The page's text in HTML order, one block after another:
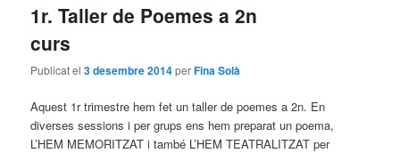
1r. Taller de Poemes a 2n
curs
Publicat el3 desembre 2014perFina Solà
Aquest 1r trimestre hem fet un taller de poemes a 2n. En
diverses sessions i per grups ens hem preparat un poema,
L’HEM MEMORITZAT i també L’HEM TEATRALITZAT per